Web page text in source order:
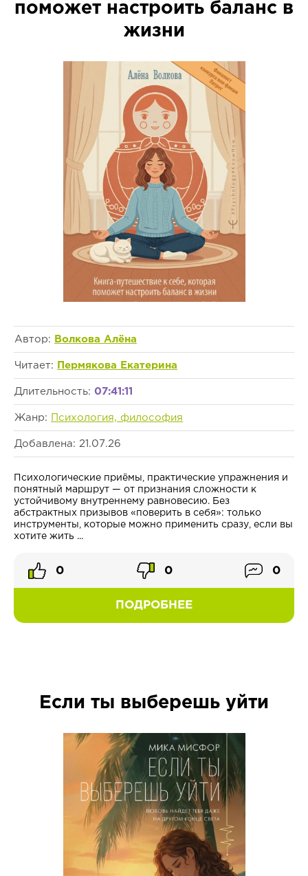
поможет настроить баланс в
жизни
Автор: Волкова Алёна
Читает: Пермякова Екатерина
Длительность: 07:41:11
Жанр: Психология, философия
Добавлена: 21.07.26
Психологические приёмы, практические упражнения и
понятный маршрут — от признания сложности к
устойчивому внутреннему равновесию. Без
абстрактных призывов «поверить в себя»: только
инструменты, которые можно применить сразу, если вы
хотите жить ...
ПОДРОБНЕЕ
0 0 0
Если ты выберешь уйти